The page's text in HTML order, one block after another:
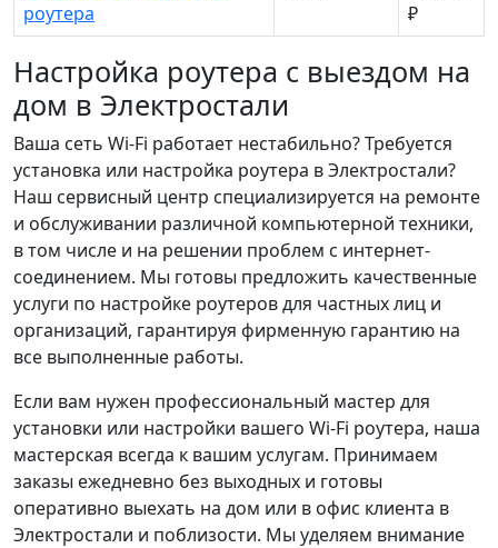
роутера
₽
Настройка роутера с выездом на
дом в Электростали
Ваша сеть Wi-Fi работает нестабильно? Требуется
установка или настройка роутера в Электростали?
Наш сервисный центр специализируется на ремонте
и обслуживании различной компьютерной техники,
в том числе и на решении проблем с интернет-
соединением. Мы готовы предложить качественные
услуги по настройке роутеров для частных лиц и
организаций, гарантируя фирменную гарантию на
все выполненные работы.
Если вам нужен профессиональный мастер для
установки или настройки вашего Wi-Fi роутера, наша
мастерская всегда к вашим услугам. Принимаем
заказы ежедневно без выходных и готовы
оперативно выехать на дом или в офис клиента в
Электростали и поблизости. Мы уделяем внимание